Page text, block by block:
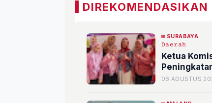
DIREKOMENDASIKAN
SURABAYA
𝙳𝚊𝚎𝚛𝚊𝚑
Ketua
06 AGUSTUS